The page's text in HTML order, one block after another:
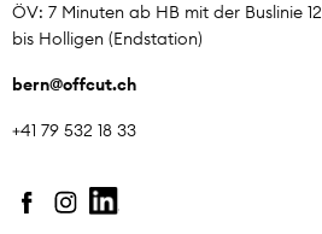
ÖV: 7 Minuten ab HB mit der Buslinie 12
bis Holligen (Endstation)
bern@offcut.ch
+41 79 532 18 33